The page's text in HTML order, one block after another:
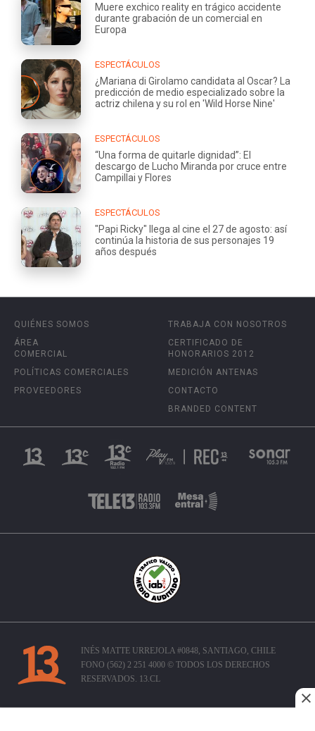
Muere exchico reality en trágico accidente
durante grabación de un comercial en
Europa
ESPECTÁCULOS
¿Mariana di Girolamo candidata al Oscar? La
predicción de medio especializado sobre la
actriz chilena y su rol en 'Wild Horse Nine'
ESPECTÁCULOS
“Una forma de quitarle dignidad”: El
descargo de Lucho Miranda por cruce entre
Campillai y Flores
ESPECTÁCULOS
"Papi Ricky" llega al cine el 27 de agosto: así
continúa la historia de sus personajes 19
años después
QUIÉNES SOMOS
ÁREA
COMERCIAL
POLÍTICAS COMERCIALES
PROVEEDORES
TRABAJA CON NOSOTROS
CERTIFICADO DE
HONORARIOS 2012
MEDICIÓN ANTENAS
CONTACTO
BRANDED CONTENT
INÉS MATTE URREJOLA #0848, SANTIAGO, CHILE
FONO (562) 2 251 4000 © TODOS LOS DERECHOS
RESERVADOS. 13.CL